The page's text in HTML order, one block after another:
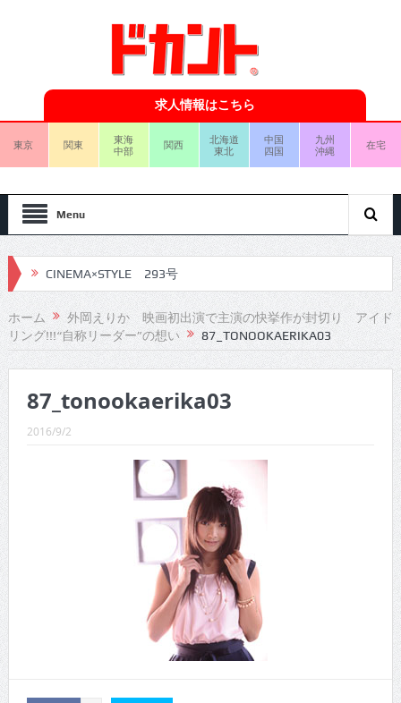
求人情報はこちら
東京 関東
東海
中部
関西
北海道
東北
中国
四国
九州
沖縄
在宅
Menu
CINEMA×STYLE 293号
CINEMA×STYLE 292号
CINEMA×STYLE 291号
CINEMA×STYLE 289号
CINEMA×STYLE 287号
CINEMA×STYLE 285号
CINEMA×STYLE 294号
ホーム
外岡えりか 映画初出演で主演の快挙作が封切り アイド
リング!!!“自称リーダー”の想い
87_TONOOKAERIKA03
87_tonookaerika03
2016/9/2